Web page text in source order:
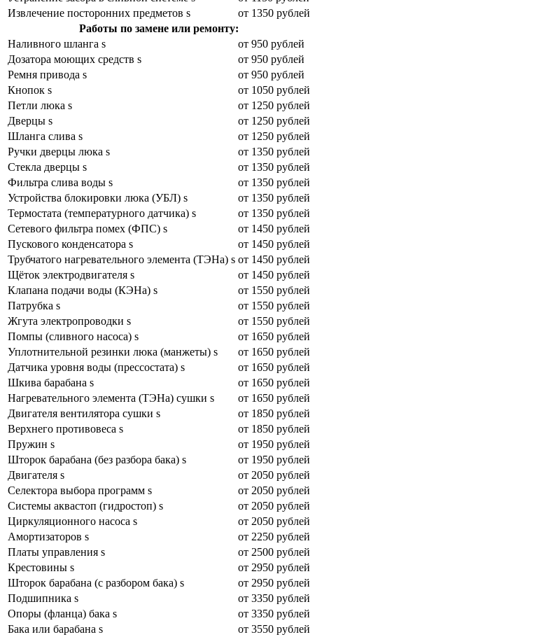
Извлечение посторонних предметов s
от 1350 рублей
Работы по замене или ремонту:
Наливного шланга s
от 950 рублей
Дозатора моющих средств s
от 950 рублей
Ремня привода s
от 950 рублей
Кнопок s
от 1050 рублей
Петли люка s
от 1250 рублей
Дверцы s
от 1250 рублей
Шланга слива s
от 1250 рублей
Ручки дверцы люка s
от 1350 рублей
Стекла дверцы s
от 1350 рублей
Фильтра слива воды s
от 1350 рублей
Устройства блокировки люка (УБЛ) s
от 1350 рублей
Термостата (температурного датчика) s
от 1350 рублей
Сетевого фильтра помех (ФПС) s
от 1450 рублей
Пускового конденсатора s
от 1450 рублей
Трубчатого нагревательного элемента (ТЭНа) s от 1450 рублей
Щёток электродвигателя s
от 1450 рублей
Клапана подачи воды (КЭНа) s
от 1550 рублей
Патрубка s
от 1550 рублей
Жгута электропроводки s
от 1550 рублей
Помпы (сливного насоса) s
от 1650 рублей
Уплотнительной резинки люка (манжеты) s
от 1650 рублей
Датчика уровня воды (прессостата) s
от 1650 рублей
Шкива барабана s
от 1650 рублей
Нагревательного элемента (ТЭНа) сушки s
от 1650 рублей
Двигателя вентилятора сушки s
от 1850 рублей
Верхнего противовеса s
от 1850 рублей
Пружин s
от 1950 рублей
Шторок барабана (без разбора бака) s
от 1950 рублей
Двигателя s
от 2050 рублей
Селектора выбора программ s
от 2050 рублей
Системы аквастоп (гидростоп) s
от 2050 рублей
Циркуляционного насоса s
от 2050 рублей
Амортизаторов s
от 2250 рублей
Платы управления s
от 2500 рублей
Крестовины s
от 2950 рублей
Шторок барабана (с разбором бака) s
от 2950 рублей
Подшипника s
от 3350 рублей
Опоры (фланца) бака s
от 3350 рублей
Бака или барабана s
от 3550 рублей